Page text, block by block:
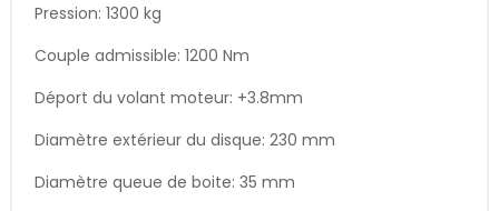
Pression: 1300 kg
Couple admissible: 1200 Nm
Déport du volant moteur: +3.8mm
Diamètre extérieur du disque: 230 mm
Diamètre queue de boite: 35 mm